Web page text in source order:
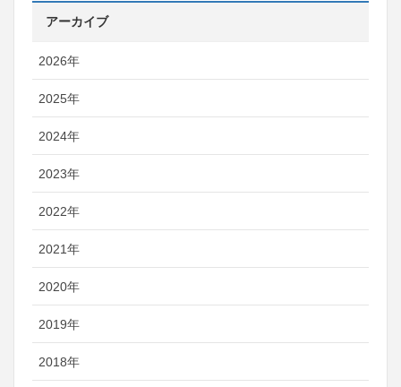
アーカイブ
2026年
2025年
2024年
2023年
2022年
2021年
2020年
2019年
2018年